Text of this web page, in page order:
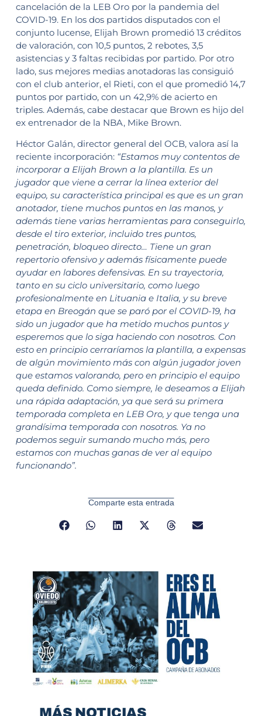
cancelación de la LEB Oro por la pandemia del
COVID-19. En los dos partidos disputados con el
conjunto lucense, Elijah Brown promedió 13 créditos
de valoración, con 10,5 puntos, 2 rebotes, 3,5
asistencias y 3 faltas recibidas por partido. Por otro
lado, sus mejores medias anotadoras las consiguió
con el club anterior, el Rieti, con el que promedió 14,7
puntos por partido, con un 42,9% de acierto en
triples. Además, cabe destacar que Brown es hijo del
ex entrenador de la NBA, Mike Brown.
Héctor Galán, director general del OCB, valora así la
reciente incorporación: “Estamos muy contentos de
incorporar a Elijah Brown a la plantilla. Es un
jugador que viene a cerrar la línea exterior del
equipo, su característica principal es que es un gran
anotador, tiene muchos puntos en las manos, y
además tiene varias herramientas para conseguirlo,
desde el tiro exterior, incluido tres puntos,
penetración, bloqueo directo… Tiene un gran
repertorio ofensivo y además físicamente puede
ayudar en labores defensivas. En su trayectoria,
tanto en su ciclo universitario, como luego
profesionalmente en Lituania e Italia, y su breve
etapa en Breogán que se paró por el COVID-19, ha
sido un jugador que ha metido muchos puntos y
esperemos que lo siga haciendo con nosotros. Con
esto en principio cerraríamos la plantilla, a expensas
de algún movimiento más con algún jugador joven
que estamos valorando, pero en principio el equipo
queda definido. Como siempre, le deseamos a Elijah
una rápida adaptación, ya que será su primera
temporada completa en LEB Oro, y que tenga una
grandísima temporada con nosotros. Ya no
podemos seguir sumando mucho más, pero
estamos con muchas ganas de ver al equipo
funcionando”.
Comparte esta entrada
MÁS NOTICIAS